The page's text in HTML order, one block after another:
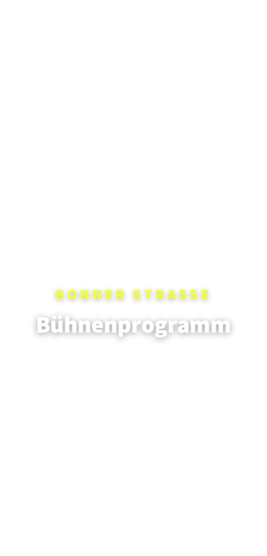
BONNER STRASSE
Bühnenprogramm